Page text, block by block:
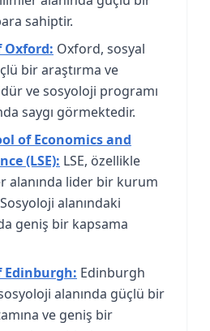
sahiptir.
Oxford: Oxford, sosyal
bir araştırma ve
ve sosyoloji programı
saygı görmektedir.
of Economics and
(LSE): LSE, özellikle
alanında lider bir kurum
alanındaki
geniş bir kapsama
Edinburgh: Edinburgh
alanında güçlü bir
ve geniş bir